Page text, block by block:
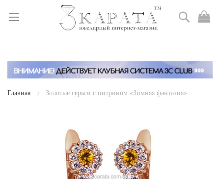
Skip
Content
Поиск
Главная Золотые серьги с цитрином «Зимняя фантазия»